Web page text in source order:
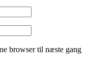
browser til næste gang